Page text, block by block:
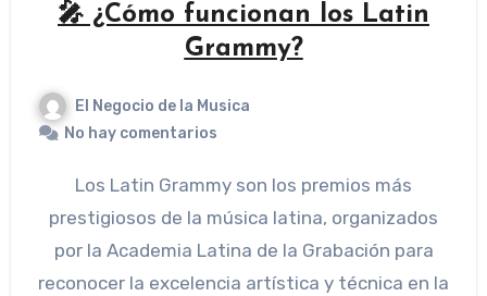
🎤 ¿Cómo funcionan los Latin
Grammy?
El Negocio de la Musica
No hay comentarios
Los Latin Grammy son los premios más
prestigiosos de la música latina, organizados
por la Academia Latina de la Grabación para
reconocer la excelencia artística y técnica en la